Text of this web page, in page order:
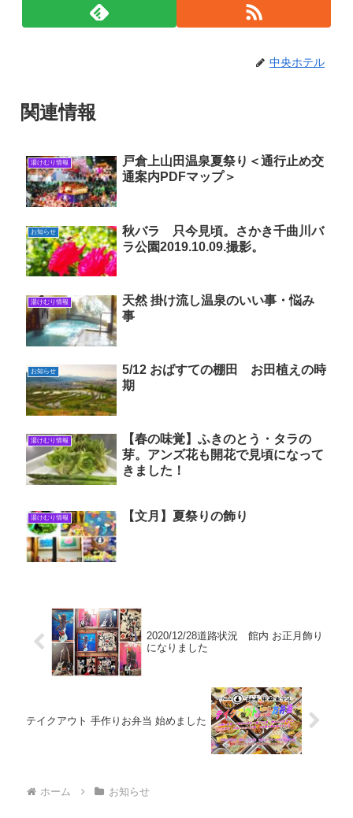
中央ホテル
関連情報
湯けむり情報
戸倉上山田温泉夏祭り＜通行止め交
通案内PDFマップ＞
お知らせ
秋バラ 只今見頃。さかき千曲川バ
ラ公園2019.10.09.撮影。
湯けむり情報
天然 掛け流し温泉のいい事・悩み
事
お知らせ
5/12 おばすての棚田 お田植えの時
期
湯けむり情報
【春の味覚】ふきのとう・タラの
芽。アンズ花も開花で見頃になって
きました！
湯けむり情報 【文月】夏祭りの飾り
2020/12/28道路状況 館内 お正月飾り
になりました
テイクアウト 手作りお弁当 始めました
ホーム お知らせ